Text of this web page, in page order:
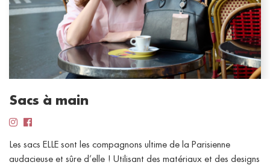
Sacs à main
Les sacs ELLE sont les compagnons ultime de la Parisienne
audacieuse et sûre d’elle ! Utilisant des matériaux et des designs